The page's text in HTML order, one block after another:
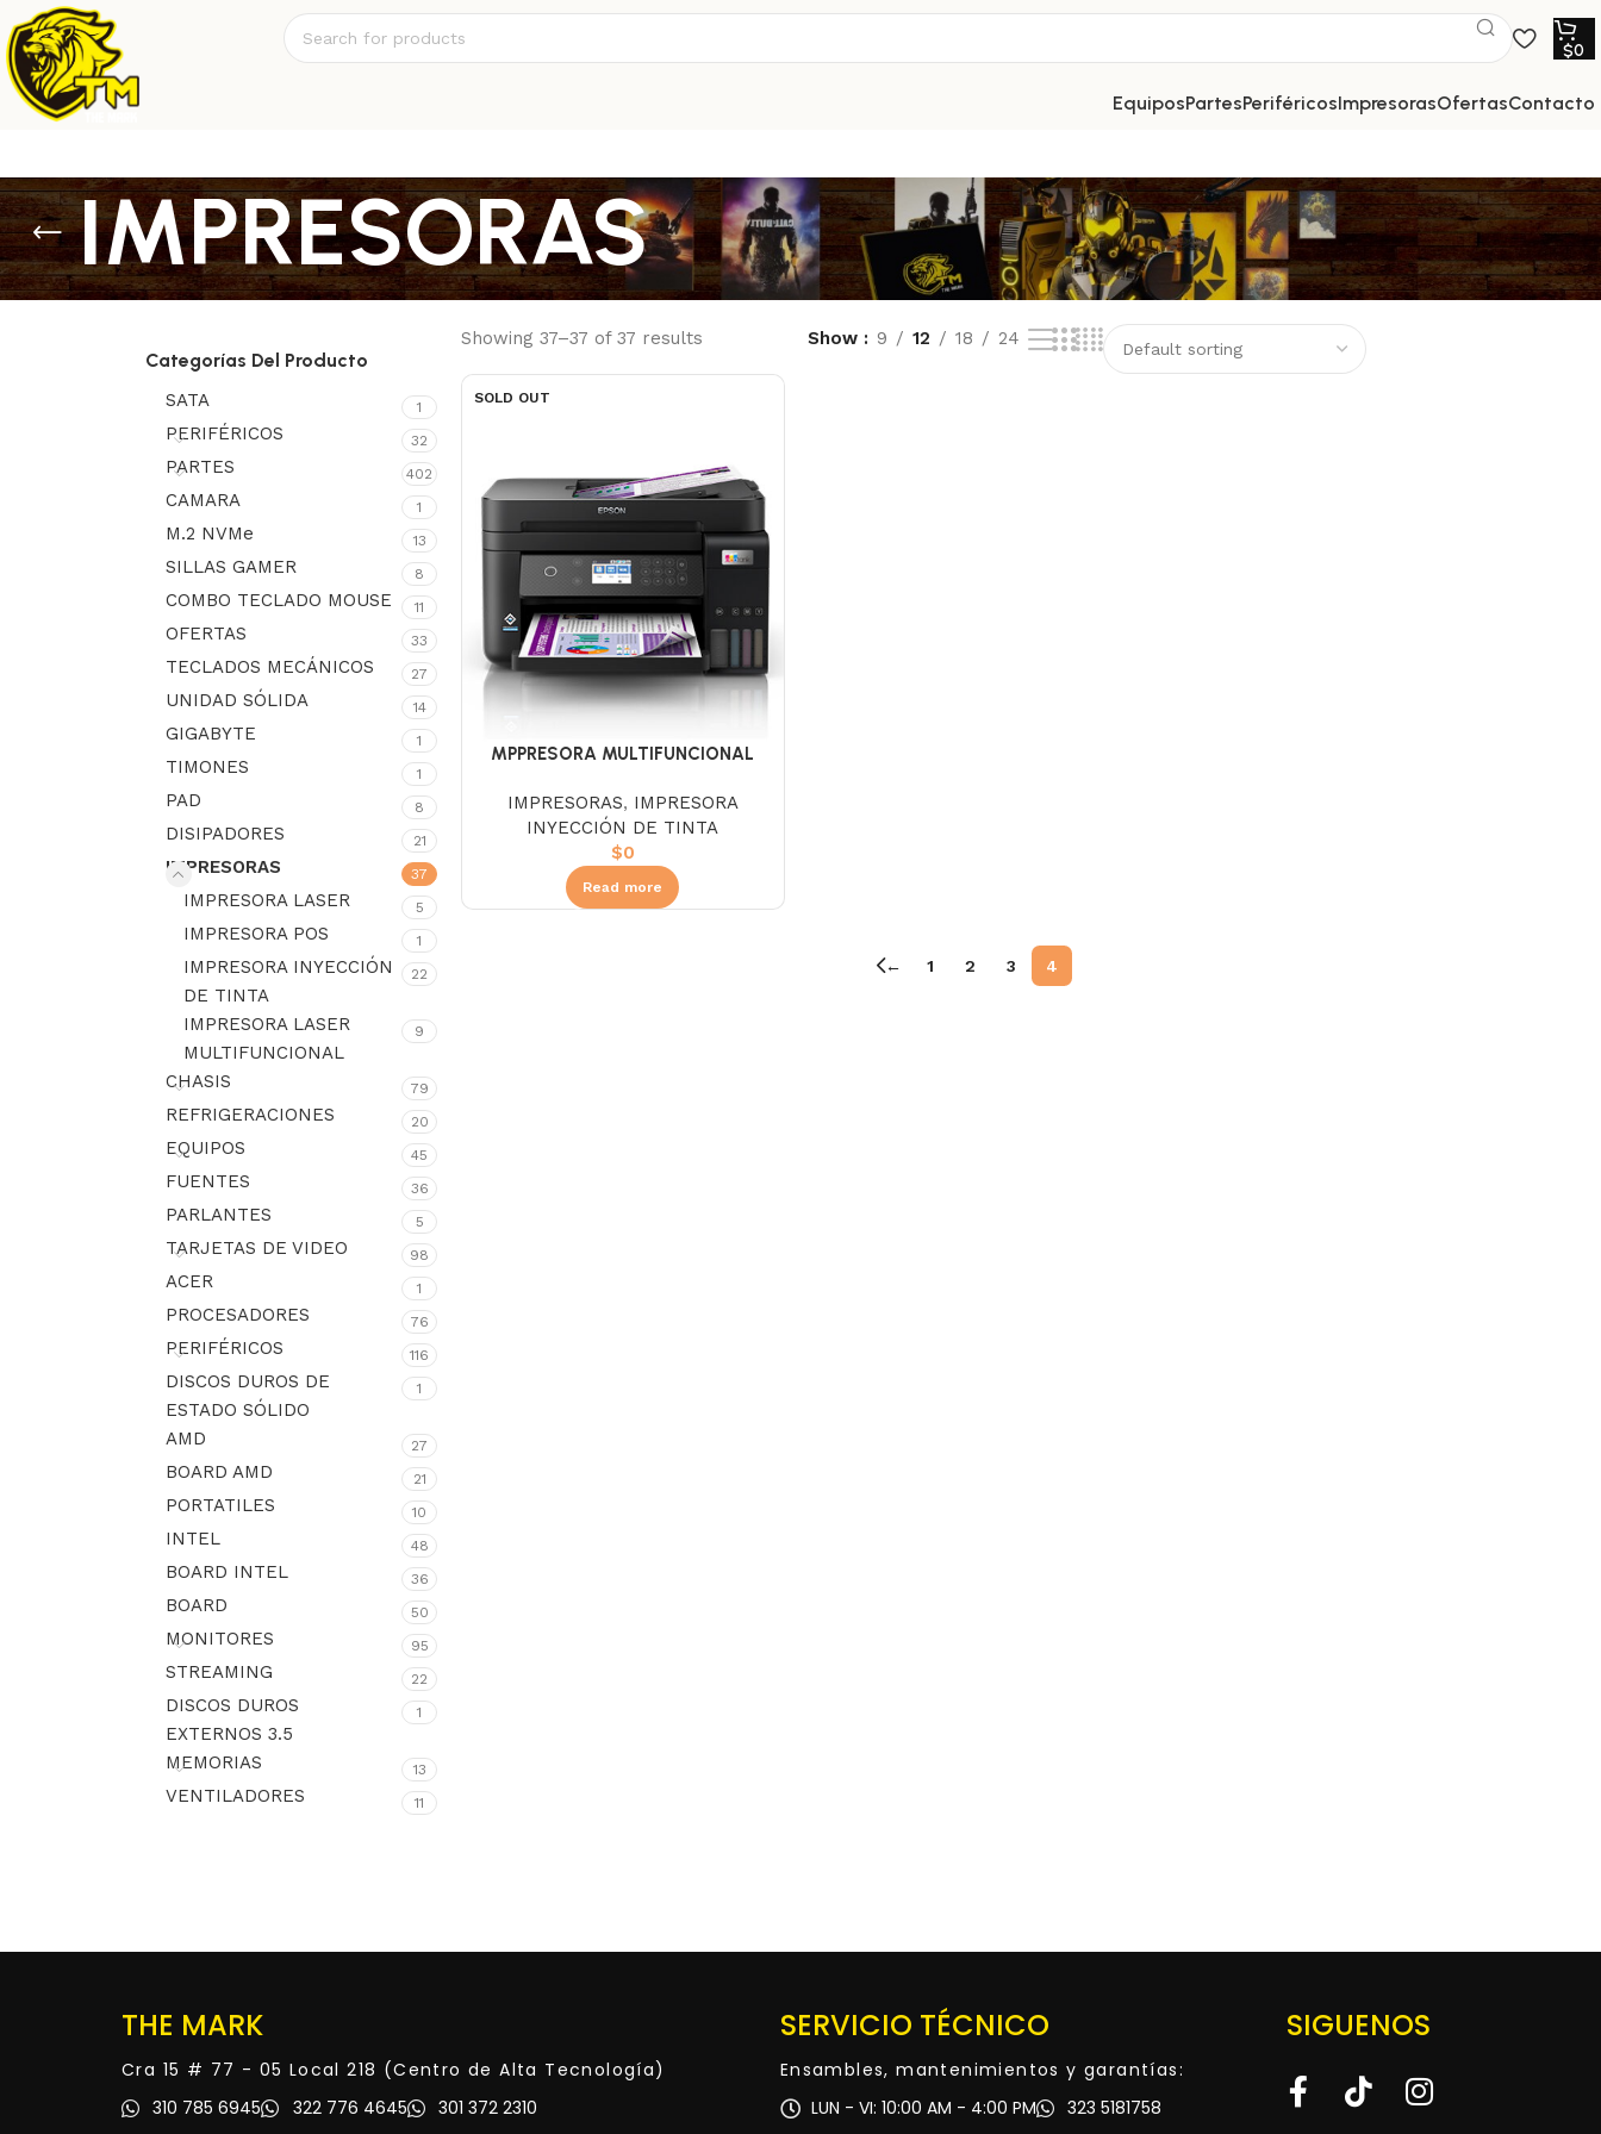
$0
equipos partes periféricos impresoras ofertas contacto
IMPRESORAS
Categorías Del Producto
SATA 1
PERIFÉRICOS 32
PARTES 402
CAMARA 1
M.2 NVMe 13
SILLAS GAMER 8
COMBO TECLADO MOUSE 11
OFERTAS 33
TECLADOS MECÁNICOS 27
UNIDAD SÓLIDA 14
GIGABYTE 1
TIMONES 1
PAD 8
DISIPADORES 21
IMPRESORAS 37
IMPRESORA LASER 5
IMPRESORA POS 1
IMPRESORA INYECCIÓN
DE TINTA
22
IMPRESORA LASER
MULTIFUNCIONAL
9
CHASIS 79
REFRIGERACIONES 20
EQUIPOS 45
FUENTES 36
PARLANTES 5
TARJETAS DE VIDEO 98
ACER 1
PROCESADORES 76
PERIFÉRICOS 116
DISCOS DUROS DE
ESTADO SÓLIDO
1
AMD 27
BOARD AMD 21
PORTATILES 10
INTEL 48
BOARD INTEL 36
BOARD 50
MONITORES 95
STREAMING 22
DISCOS DUROS
EXTERNOS 3.5
1
MEMORIAS 13
VENTILADORES 11
Showing 37–37 of 37 results Show 9 12 18 24
SOLD OUT
MPPRESORA MULTIFUNCIONAL
IMPRESORAS, IMPRESORA
INYECCIÓN DE TINTA
$0
Read more
← 1 2 3 4
THE MARK
Cra 15 # 77 - 05 Local 218 (Centro de Alta Tecnología)
310 785 6945
322 776 4645 301 372 2310
SERVICIO TÉCNICO
Ensambles, mantenimientos y garantías:
LUN - VI: 10:00 AM - 4:00 PM
323 5181758
SIGUENOS